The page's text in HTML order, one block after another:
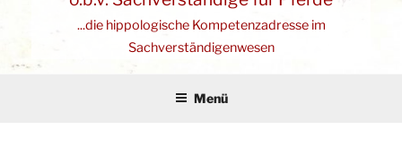
...die hippologische Kompetenzadresse im
Sachverständigenwesen
Menü